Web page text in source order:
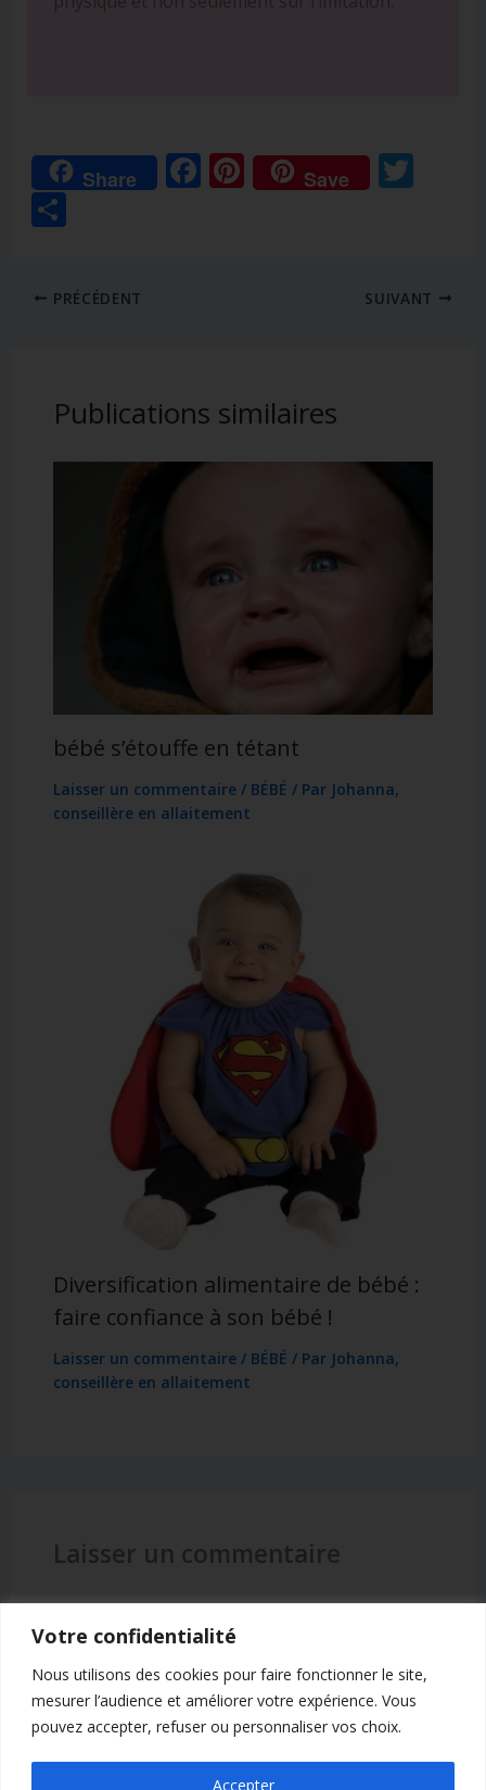
Votre confidentialité
Nous utilisons des cookies pour faire fonctionner le site,
mesurer l’audience et améliorer votre expérience. Vous
pouvez accepter, refuser ou personnaliser vos choix.
Accepter
Share F Pi
nt
Save T
P
ta
g
PRÉCÉDENT SUIVANT
Publications similaires
bébé s’étouffe en tétant
Laisser un commentaire / BÉBÉ / Par Johanna,
conseillère en allaitement
Diversification alimentaire de bébé :
faire confiance à son bébé !
Laisser un commentaire / BÉBÉ / Par Johanna,
conseillère en allaitement
Laisser un commentaire
commentaire.